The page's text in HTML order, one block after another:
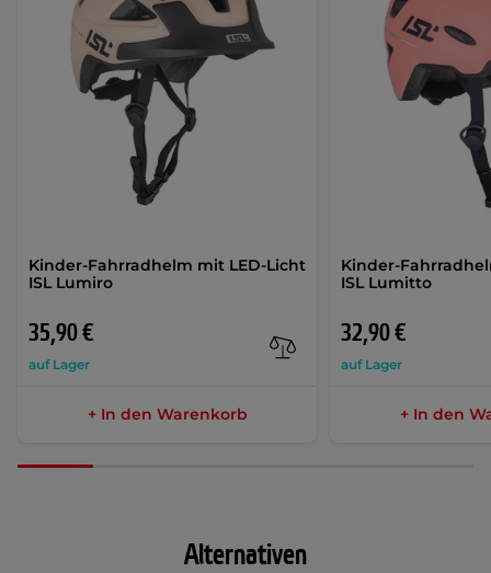
Kinder-Fahrradhelm mit LED-Licht
ISL Lumiro
35,90 €
auf Lager
+ In den Warenkorb
Kinder-
ISL Lumitto
32,90 €
auf Lager
+ In den
Alternativen